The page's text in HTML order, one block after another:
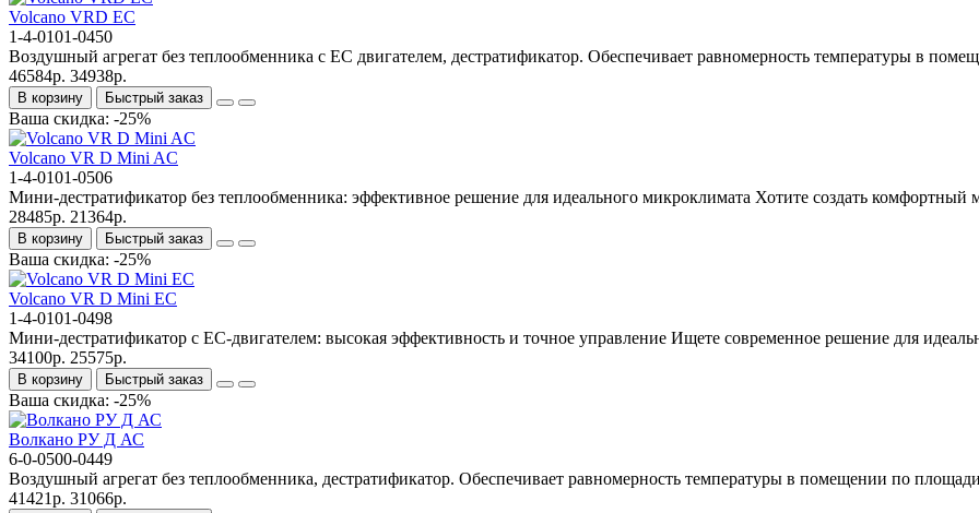
Volcano VRD EC
1-4-0101-0450
Воздушный агрегат без теплообменника с ЕС двигателем, дестратификатор. Обеспечивает равномерность температуры в
46584р. 34938р.
В корзину Быстрый заказ
Ваша скидка: -25%
Volcano VR D Mini AC
1-4-0101-0506
Мини‑дестратификатор без теплообменника: эффективное решение для идеального микроклимата Хотите создать комфортный
28485р. 21364р.
В корзину Быстрый заказ
Ваша скидка: -25%
Volcano VR D Mini EC
1-4-0101-0498
Мини‑дестратификатор с ЕС‑двигателем: высокая эффективность и точное управление Ищете современное решение для
34100р. 25575р.
В корзину Быстрый заказ
Ваша скидка: -25%
Волкано РУ Д АС
6-0-0500-0449
Воздушный агрегат без теплообменника, дестратификатор. Обеспечивает равномерность температуры в помещении по
41421р. 31066р.